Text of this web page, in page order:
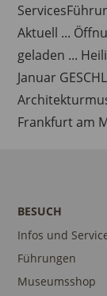
Aktuell ...
geladen ...
Januar
Frankfurt am
BESUCH
Infos und
Führungen
Museumsshop